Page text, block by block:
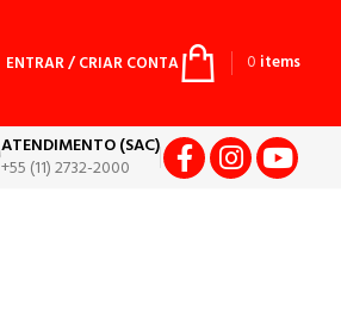
ENTRAR / CRIAR CONTA 0 items
ATENDIMENTO (SAC)
+55 (11) 2732-2000